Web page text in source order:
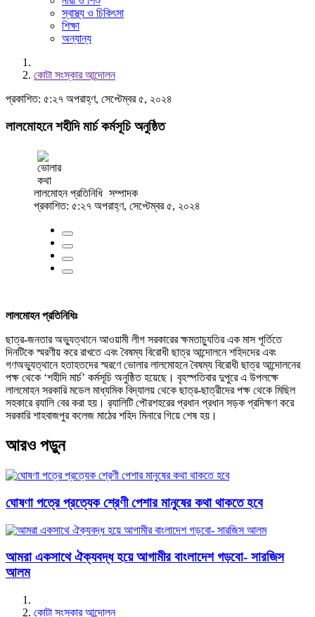
স্বাস্থ্য ও চিকিৎসা
শিক্ষা
অন্যান্য
কোটা সংস্কার আন্দোলন
প্রকাশিত: ৫:২৭ অপরাহ্ণ, সেপ্টেম্বর ৫, ২০২৪
লালমোহনে শহীদি মার্চ কর্মসূচি অনুষ্ঠিত
লালমোহন প্রতিনিধি সম্পাদক
প্রকাশিত: ৫:২৭ অপরাহ্ণ, সেপ্টেম্বর ৫, ২০২৪
লালমোহন প্রতিনিধিঃ
ছাত্র-জনতার অভ্যুত্থানে আওয়ামী লীগ সরকারের ক্ষমতাচ্যুতির এক মাস পূর্তিতে
দিনটিকে স্মরণীয় করে রাখতে এবং বৈষম্য বিরোধী ছাত্র আন্দোলনে শহিদদের এবং
গণঅভ্যুত্থানে হতাহতদের স্মরণে ভোলার লালমোহনে বৈষম্য বিরোধী ছাত্র আন্দোলনের
পক্ষ থেকে ‘শহীদি মার্চ’ কর্মসূচি অনুষ্ঠিত হয়েছে। বৃহস্পতিবার দুপুরে এ উপলক্ষে
লালমোহন সরকারি মডেল মাধ্যমিক বিদ্যালয় থেকে ছাত্র-ছাত্রীদের পক্ষ থেকে মিছিল
সহকারে র‌্যালি বের করা হয়। র‌্যালিটি পৌরশহরের প্রধান প্রধান সড়ক প্রদিক্ষণ করে
সরকারি শাহবাজপুর কলেজ মাঠের শহিদ মিনারে গিয়ে শেষ হয়।
আরও পড়ুন
ঘোষণা পত্রে প্রত্যেক শ্রেণী পেশার মানুষের কথা থাকতে হবে
আমরা একসাথে ঐক্যবদ্ধ হয়ে আগামীর বাংলাদেশ গড়বো- সারজিস
আলম
কোটা সংস্কার আন্দোলন